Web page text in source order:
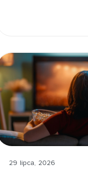
29 lipca, 2026